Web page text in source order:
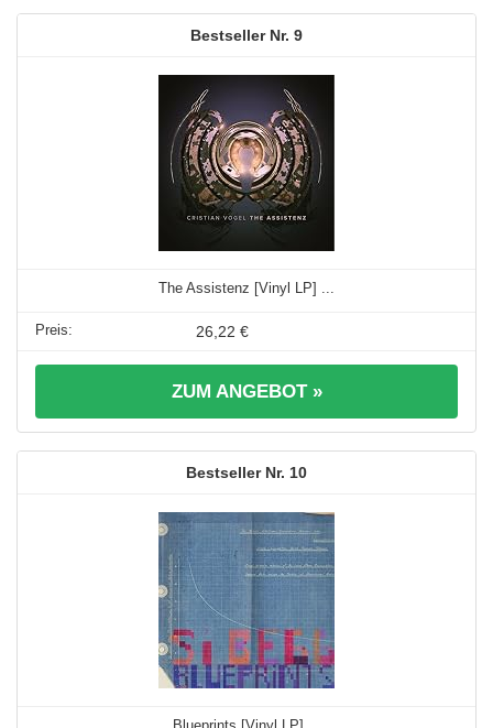
9
The Assistenz [Vinyl LP] ...
26,22 €
ZUM ANGEBOT »
10